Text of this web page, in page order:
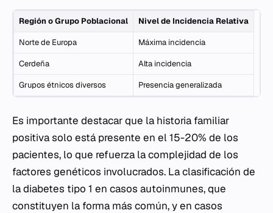
Región o Grupo Poblacional Nivel de Incidencia Relativa
Norte de Europa Máxima incidencia
Cerdeña Alta incidencia
Grupos étnicos diversos Presencia generalizada
Es importante destacar que la historia familiar
positiva solo está presente en el 15-20% de los
pacientes, lo que refuerza la complejidad de los
factores genéticos involucrados. La clasificación de
la diabetes tipo 1 en casos autoinmunes, que
constituyen la forma más común, y en casos